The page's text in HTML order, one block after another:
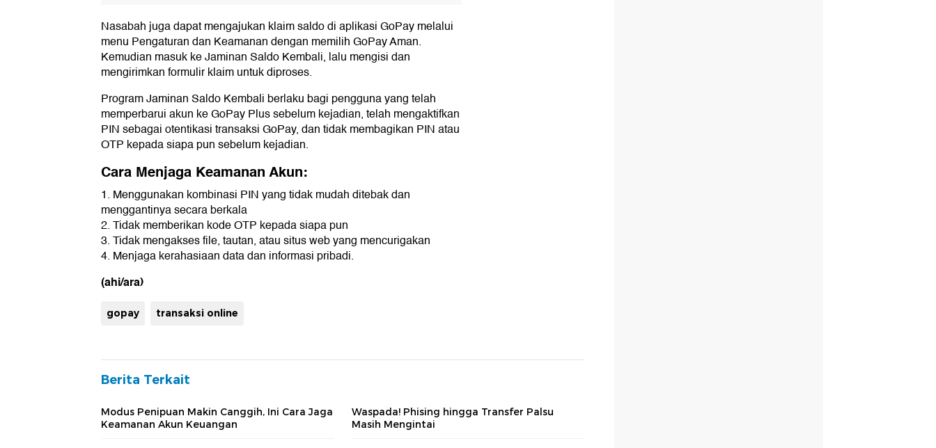
Nasabah juga dapat mengajukan klaim saldo di aplikasi GoPay melalui
menu Pengaturan dan Keamanan dengan memilih GoPay Aman.
Kemudian masuk ke Jaminan Saldo Kembali, lalu mengisi dan
mengirimkan formulir klaim untuk diproses.
Program Jaminan Saldo Kembali berlaku bagi pengguna yang telah
memperbarui akun ke GoPay Plus sebelum kejadian, telah mengaktifkan
PIN sebagai otentikasi transaksi GoPay, dan tidak membagikan PIN atau
OTP kepada siapa pun sebelum kejadian.
Cara Menjaga Keamanan Akun:
1. Menggunakan kombinasi PIN yang tidak mudah ditebak dan
menggantinya secara berkala
2. Tidak memberikan kode OTP kepada siapa pun
3. Tidak mengakses file, tautan, atau situs web yang mencurigakan
4. Menjaga kerahasiaan data dan informasi pribadi.
(ahi/ara)
gopay transaksi online
Berita Terkait
Modus Penipuan Makin Canggih, Ini Cara Jaga
Keamanan Akun Keuangan
Waspada! Phising hingga Transfer Palsu
Masih Mengintai